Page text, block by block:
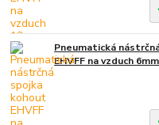
Pneumatická
EHVFF na vzduch